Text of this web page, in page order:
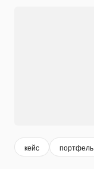
кейс портфель